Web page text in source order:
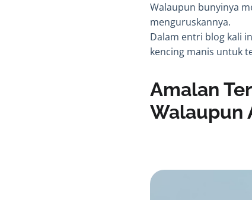
Walaupun bunyinya
menguruskannya.
Dalam entri blog kali
kencing manis untuk
Amalan
Walaupun